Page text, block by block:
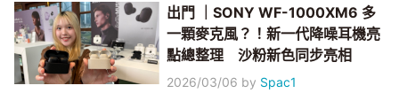
出門 ｜SONY WF-1000XM6 多
一顆麥克風？！新一代降噪耳機亮
點總整理 沙粉新色同步亮相
2026/03/06 by Spac1